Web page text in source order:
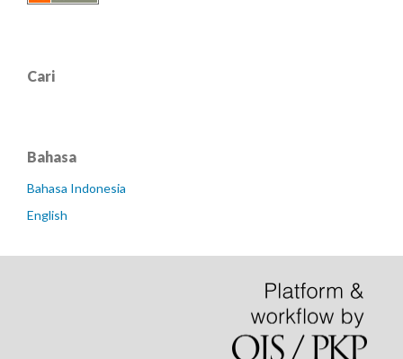
Cari
Bahasa
Bahasa Indonesia
English